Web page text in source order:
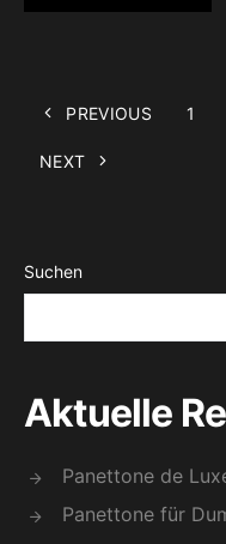
PREVIOUS 1
NEXT
Suchen
Aktuelle
Panettone de
Panettone für